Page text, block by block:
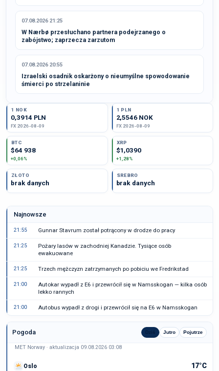
07.08.2026 21:25
W Nærbø przesłuchano partnera podejrzanego o
zabójstwo; zaprzecza zarzutom
07.08.2026 20:55
Izraelski osadnik oskarżony o nieumyślne spowodowanie
śmierci po strzelaninie
1 NOK
0,3914 PLN
FX 2026-08-09
1 PLN
2,5546 NOK
FX 2026-08-09
BTC
$64 938
+0,06%
XRP
$1,0390
+1,28%
ZŁOTO
brak danych
SREBRO
brak danych
Najnowsze
21:55 Gunnar Stavrum został potrącony w drodze do pracy
21:25
Pożary lasów w zachodniej Kanadzie. Tysiące osób
ewakuowane
21:25 Trzech mężczyzn zatrzymanych po pobiciu we Fredrikstad
21:00
Autokar wypadł z E6 i przewrócił się w Namsskogan — kilka osób
lekko rannych
21:00 Autobus wypadł z drogi i przewrócił się na E6 w Namsskogan
Pogoda Dziś Jutro Pojutrze
MET Norway · aktualizacja 09.08.2026 03:08
Oslo 17°C